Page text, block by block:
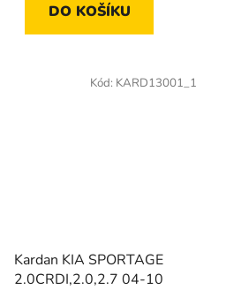
DO KOŠÍKU
Kardan KIA SPORTAGE
2.0CRDI,2.0,2.7 04-10
Kód: KARD13001_1